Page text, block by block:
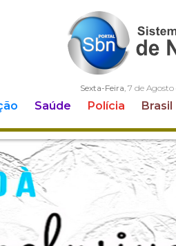
Sexta-Feira, 7 de
Saúde Polícia Brasil